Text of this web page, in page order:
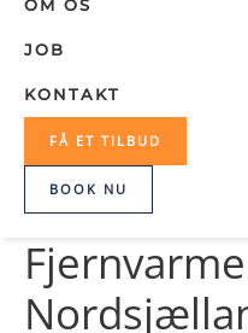
OM OS
JOB
KONTAKT
FÅ ET TILBUD
BOOK NU